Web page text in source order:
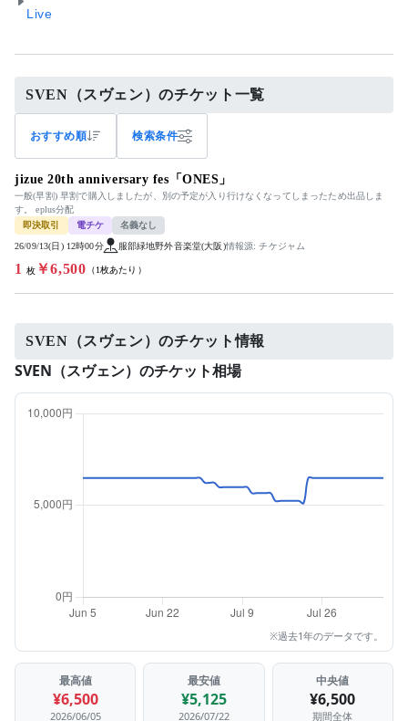
Live
SVEN（スヴェン）のチケット一覧
おすすめ順 検索条件
jizue 20th anniversary fes「ONES」
一般(早割) 早割で購入しましたが、別の予定が入り行けなくなってしまったため出品しま
す。 eplus分配
即決取引
電チケ 名義なし
26/09/13(日) 12時00分 服部緑地野外音楽堂(大阪)情報源: チケジャム
1 枚￥6,500 （1枚あたり）
SVEN（スヴェン）のチケット情報
SVEN（スヴェン）のチケット相場
※過去1年のデータです。
最高値
¥6,500
2026/06/05
最安値
¥5,125
2026/07/22
中央値
¥6,500
期間全体